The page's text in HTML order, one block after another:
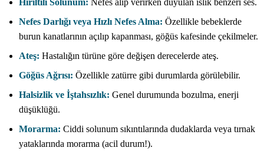
Nefes Darlığı veya Hızlı Nefes Alma: Özellikle bebeklerde
burun kanatlarının açılıp kapanması, göğüs kafesinde çekilmeler.
Ateş: Hastalığın türüne göre değişen derecelerde ateş.
Göğüs Ağrısı: Özellikle zatürre gibi durumlarda görülebilir.
Halsizlik ve İştahsızlık: Genel durumunda bozulma, enerji
düşüklüğü.
Morarma: Ciddi solunum sıkıntılarında dudaklarda veya tırnak
yataklarında morarma (acil durum!).